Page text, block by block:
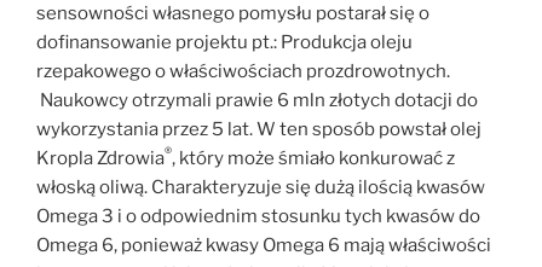
sensowności własnego pomysłu postarał się o
dofinansowanie projektu pt.: Produkcja oleju
rzepakowego o właściwościach prozdrowotnych.
Naukowcy otrzymali prawie 6 mln złotych dotacji do
wykorzystania przez 5 lat. W ten sposób powstał olej
Kropla Zdrowia®, który może śmiało konkurować z
włoską oliwą. Charakteryzuje się dużą ilością kwasów
Omega 3 i o odpowiednim stosunku tych kwasów do
Omega 6, ponieważ kwasy Omega 6 mają właściwości